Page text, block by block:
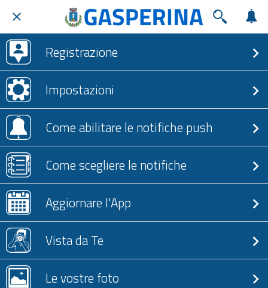
Registrazione
Impostazioni
Come abilitare le notifiche push
Come scegliere le notifiche
Aggiornare l'App
Vista da Te
Le vostre foto